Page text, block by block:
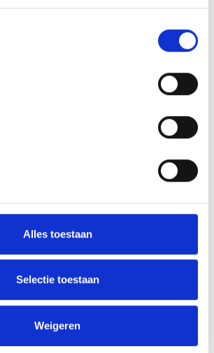
Alles toestaan
Selectie toestaan
Weigeren
oefenwedstrijd tweede blok